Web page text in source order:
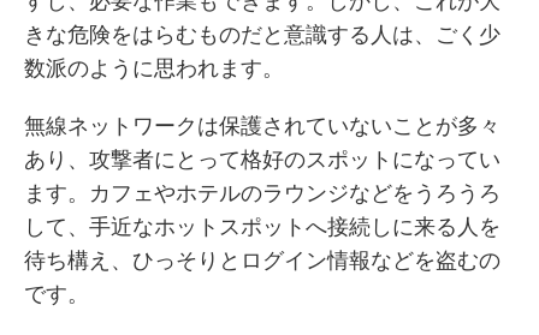
きな危険をはらむものだと意識する人は、ごく少
数派のように思われます。
無線ネットワークは保護されていないことが多々
あり、攻撃者にとって格好のスポットになってい
ます。カフェやホテルのラウンジなどをうろうろ
して、手近なホットスポットへ接続しに来る人を
待ち構え、ひっそりとログイン情報などを盗むの
です。